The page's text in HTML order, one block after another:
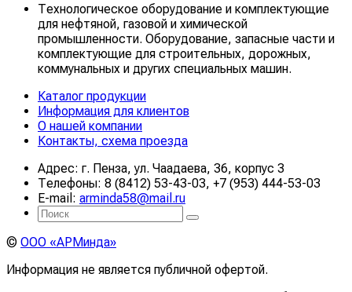
Технологическое оборудование и комплектующие
для нефтяной, газовой и химической
промышленности. Оборудование, запасные части и
комплектующие для строительных, дорожных,
коммунальных и других специальных машин.
Каталог продукции
Информация для клиентов
О нашей компании
Контакты, схема проезда
Адрес: г. Пенза, ул. Чаадаева, 36, корпус 3
Телефоны: 8 (8412) 53-43-03, +7 (953) 444-53-03
E-mail: arminda58@mail.ru
© ООО «АРМинда»
Информация не является публичной офертой.